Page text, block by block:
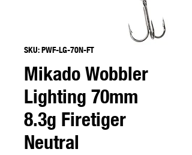
SKU: PWF-LG-70N-FT
Mikado Wobbler
Lighting 70mm
8.3g Firetiger
Neutral